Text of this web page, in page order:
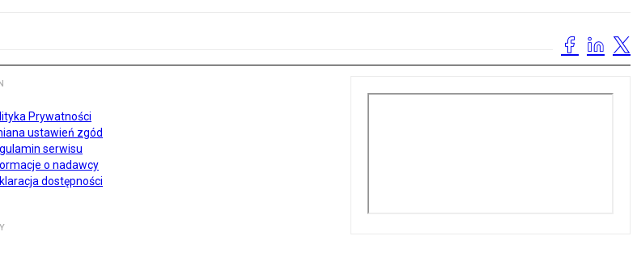
Prywatności
ustawień zgód
serwisu
o nadawcy
dostępności